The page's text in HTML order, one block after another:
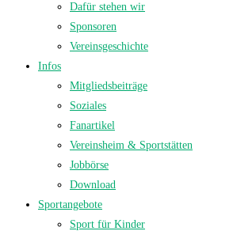
Dafür stehen wir
Sponsoren
Vereinsgeschichte
Infos
Mitgliedsbeiträge
Soziales
Fanartikel
Vereinsheim & Sportstätten
Jobbörse
Download
Sportangebote
Sport für Kinder